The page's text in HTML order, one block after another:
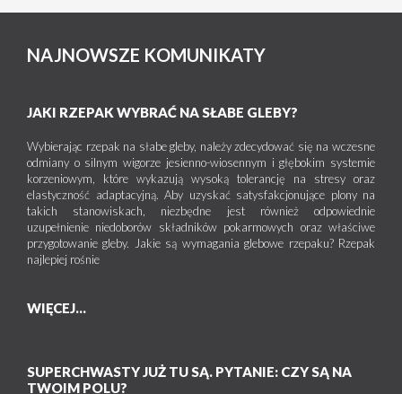
NAJNOWSZE KOMUNIKATY
JAKI RZEPAK WYBRAĆ NA SŁABE GLEBY?
Wybierając rzepak na słabe gleby, należy zdecydować się na wczesne
odmiany o silnym wigorze jesienno-wiosennym i głębokim systemie
korzeniowym, które wykazują wysoką tolerancję na stresy oraz
elastyczność adaptacyjną. Aby uzyskać satysfakcjonujące plony na
takich stanowiskach, niezbędne jest również odpowiednie
uzupełnienie niedoborów składników pokarmowych oraz właściwe
przygotowanie gleby. Jakie są wymagania glebowe rzepaku? Rzepak
najlepiej rośnie
WIĘCEJ...
SUPERCHWASTY JUŻ TU SĄ. PYTANIE: CZY SĄ NA
TWOIM POLU?